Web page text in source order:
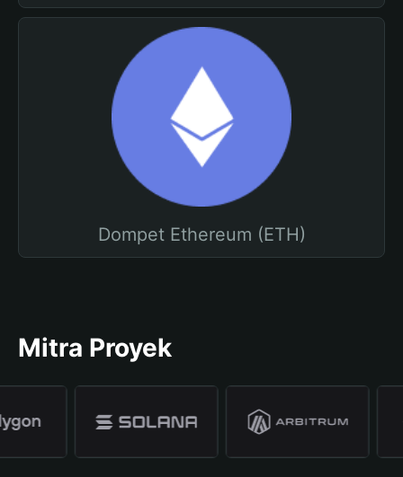
Dompet Ethereum (ETH)
Mitra Proyek